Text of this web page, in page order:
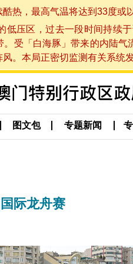
热，最高气温将达到33度
低压区，过去一段时间持续
受「白海豚」带来的内陆
。本局正密切监测有关系
图文包 专题新闻
际龙舟赛